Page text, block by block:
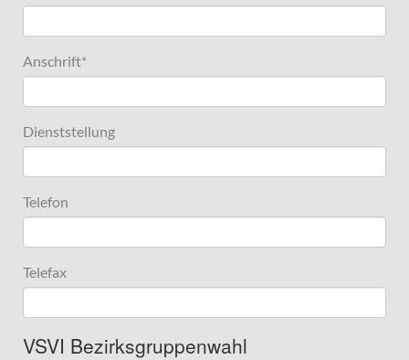
Anschrift*
Dienststellung
Telefon
Telefax
VSVI Bezirksgruppenwahl